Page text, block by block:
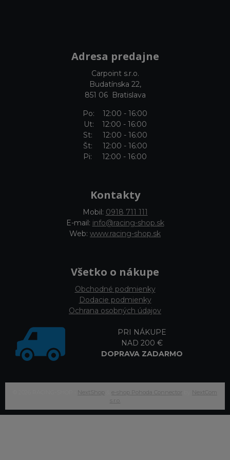
Adresa predajne
Carpoint s.r.o.
Budatínska 22,
851 06 Bratislava
Po: 12:00 - 16:00
Ut: 12:00 - 16:00
St: 12:00 - 16:00
Št: 12:00 - 16:00
Pi: 12:00 - 16:00
Kontakty
Mobil: 0918 711 111
E-mail: info@racing-shop.sk
Web: www.racing-shop.sk
Všetko o nákupe
Obchodné podmienky
Dodacie podmienky
Ochrana osobných údajov
PRI NÁKUPE
NAD 200 €
DOPRAVA ZADARMO
NextShop e-shop Pohoda Connector
NextCom